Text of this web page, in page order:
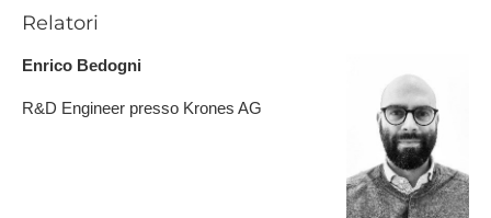
Relatori
Enrico Bedogni
R&D Engineer presso Krones AG